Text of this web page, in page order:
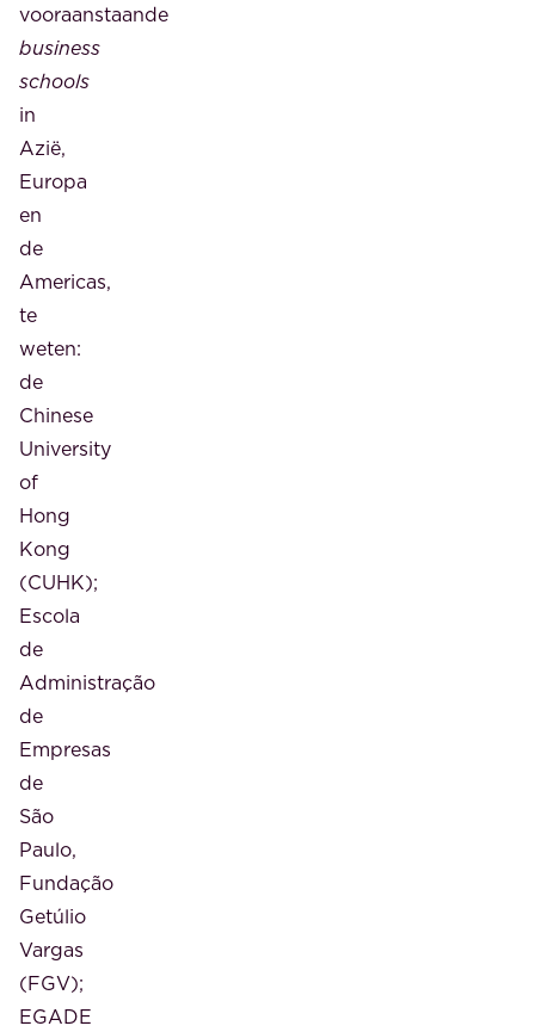
vooraanstaande
business
schools
in
Azië,
Europa
en
de
Americas,
te
weten:
de
Chinese
University
of
Hong
Kong
(CUHK);
Escola
de
Administração
de
Empresas
de
São
Paulo,
Fundação
Getúlio
Vargas
(FGV);
EGADE